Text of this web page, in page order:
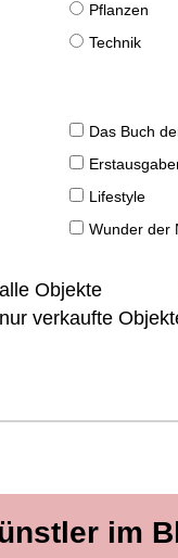
Pflanzen
Technik
Das Buch
Lifestyle
Wunder der
alle Objekte
nur verkaufte
im